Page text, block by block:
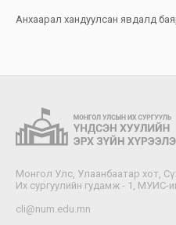
Анхаарал хандуулсан явдалд
Монгол Улс, Улаанбаатар хот,
Их сургуулийн гудамж - 1, МУИС-
cli@num.edu.mn